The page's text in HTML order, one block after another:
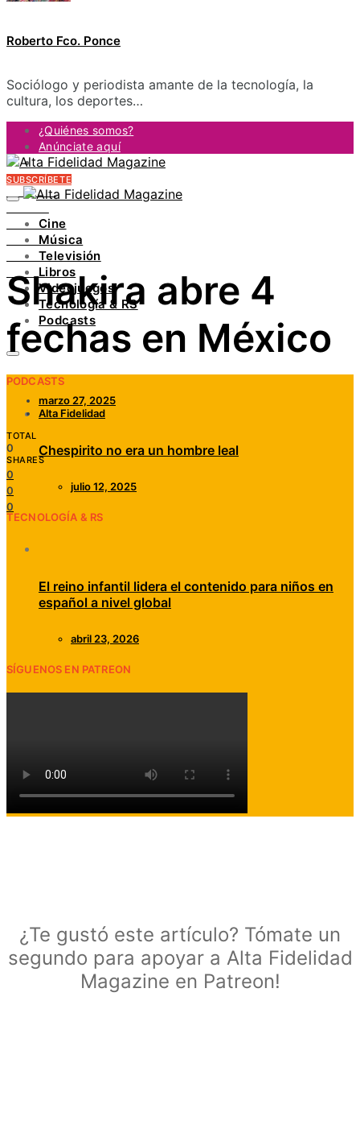
Roberto Fco. Ponce
Sociólogo y periodista amante de la tecnología, la
cultura, los deportes…
¿Quiénes somos?
Anúnciate aquí
Contacto
FACEBOOK
INSTAGRAM
PINTEREST
YOUTUBE
LINKEDIN
SUBSCRÍBETE
Cine
Música
Televisión
Libros
Videojuegos
Tecnología & RS
Podcasts
PODCASTS
Chespirito no era un hombre leal
julio 12, 2025
TECNOLOGÍA & RS
El reino infantil lidera el contenido para niños en
español a nivel global
abril 23, 2026
SÍGUENOS EN PATREON
Shakira abre 4
fechas en México
marzo 27, 2025
Alta Fidelidad
TOTAL
0
SHARES
0
0
0
¿Te gustó este artículo? Tómate un
segundo para apoyar a Alta Fidelidad
Magazine en Patreon!